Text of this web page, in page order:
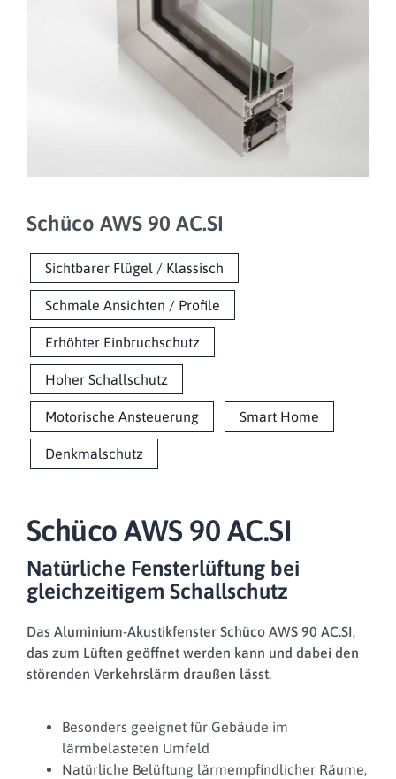
Schüco AWS 90 AC.SI
Sichtbarer Flügel / Klassisch
Schmale Ansichten / Profile
Erhöhter Einbruchschutz
Hoher Schallschutz
Motorische Ansteuerung Smart Home
Denkmalschutz
Schüco AWS 90 AC.SI
Natürliche Fensterlüftung bei
gleichzeitigem Schallschutz
Das Aluminium-Akustikfenster Schüco AWS 90 AC.SI,
das zum Lüften geöffnet werden kann und dabei den
störenden Verkehrslärm draußen lässt.
Besonders geeignet für Gebäude im
lärmbelasteten Umfeld
Natürliche Belüftung lärmempfindlicher Räume,